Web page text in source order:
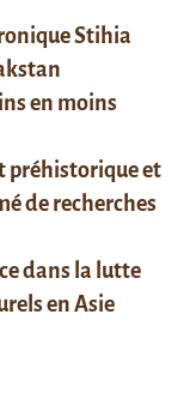
Stihia
en moins
préhistorique et
de recherches
dans la lutte
en Asie